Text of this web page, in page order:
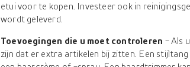
etui voor te kopen. Investeer ook in
wordt geleverd.
Toevoegingen die u moet controleren - Als
zijn dat er extra artikelen bij zitten. Een